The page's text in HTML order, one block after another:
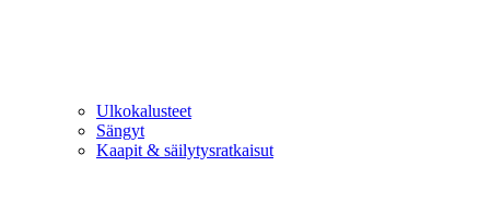
Ulkokalusteet
Sängyt
Kaapit & säilytysratkaisut